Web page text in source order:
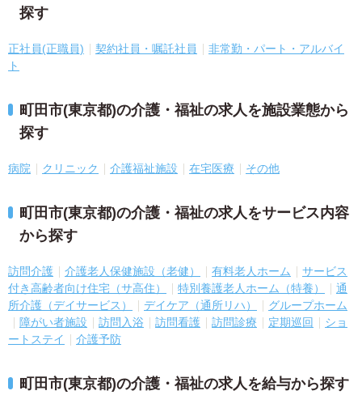
探す
正社員(正職員) 契約社員・嘱託社員
非常勤・パート・アルバイ
ト
町田市(東京都)の介護・福祉の求人を施設業態から
探す
病院 クリニック 介護福祉施設 在宅医療 その他
町田市(東京都)の介護・福祉の求人をサービス内容
から探す
訪問介護 介護老人保健施設（老健） 有料老人ホーム
サービス
付き高齢者向け住宅（サ高住）
特別養護老人ホーム（特養）
通
所介護（デイサービス）
デイケア（通所リハ）
グループホーム
障がい者施設
訪問入浴 訪問看護 訪問診療 定期巡回
ショ
ートステイ
介護予防
町田市(東京都)の介護・福祉の求人を給与から探す